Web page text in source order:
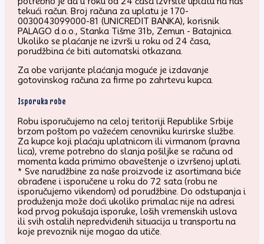
tekući račun. Broj računa za uplatu je 170-
0030043099000-81 (UNICREDIT BANKA), korisnik
PALAGO d.o.o., Stanka Tišme 31b, Zemun - Batajnica.
Ukoliko se plaćanje ne izvrši u roku od 24 časa,
porudžbina će biti automatski otkazana.
Za obe varijante plaćanja moguće je izdavanje
gotovinskog računa za firme po zahrtevu kupca.
Isporuka robe
Robu isporučujemo na celoj teritoriji Republike Srbije
brzom poštom po važećem cenovniku kurirske službe.
Za kupce koji plaćaju uplatnicom ili virmanom (pravna
lica), vreme potrebno do slanja pošiljke se računa od
momenta kada primimo obaveštenje o izvršenoj uplati.
* Sve narudžbine za naše proizvode iz asortimana biće
obrađene i isporučene u roku do 72 sata (robu ne
isporučujemo vikendom) od porudžbine. Do odstupanja i
produženja može doći ukoliko primalac nije na adresi
kod prvog pokušaja isporuke, loših vremenskih uslova
ili svih ostalih nepredviđenih situacija u transportu na
koje prevoznik nije mogao da utiče.